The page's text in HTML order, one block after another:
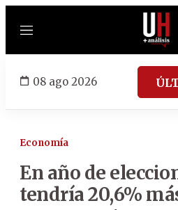
Menú
08 ago 2026
Economía
En año de
tendría 20,6%